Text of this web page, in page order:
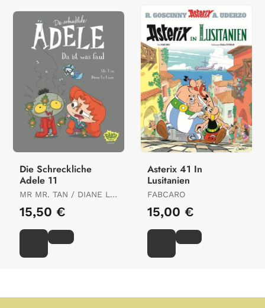
Die Schreckliche
Adele 11
MR MR. TAN / DIANE LE
15,50 €
Asterix 41 In
Lusitanien
FABCARO
15,00 €